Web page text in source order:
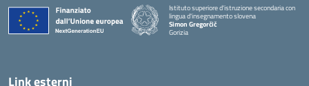
Istituto superiore d'istruzione secondaria con
lingua d'insegnamento slovena
Simon Gregorčič
Gorizia
Link esterni